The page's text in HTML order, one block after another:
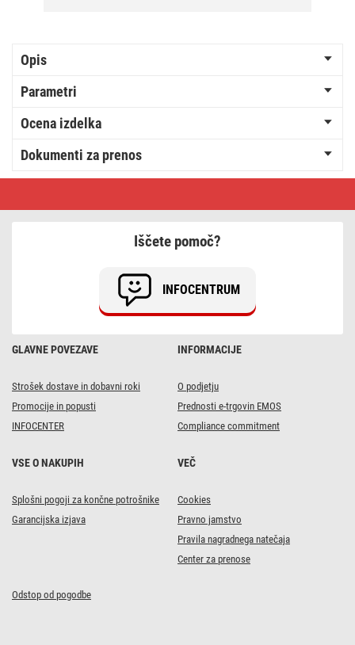
Opis
Parametri
Ocena izdelka
Dokumenti za prenos
bela,GLAVNE POVEZAVE
Strošek dostave in dobavni roki
Promocije in popusti
INFOCENTER
INFORMACIJE
O podjetju
Prednosti e-trgovin EMOS
Compliance commitment
VSE O NAKUPIH
Splošni pogoji za končne potrošnike
Garancijska izjava
VEČ
Cookies
Pravno jamstvo
Pravila nagradnega natečaja
Center za prenose
Odstop od pogodbe
Iščete pomoč?
INFOCENTRUM